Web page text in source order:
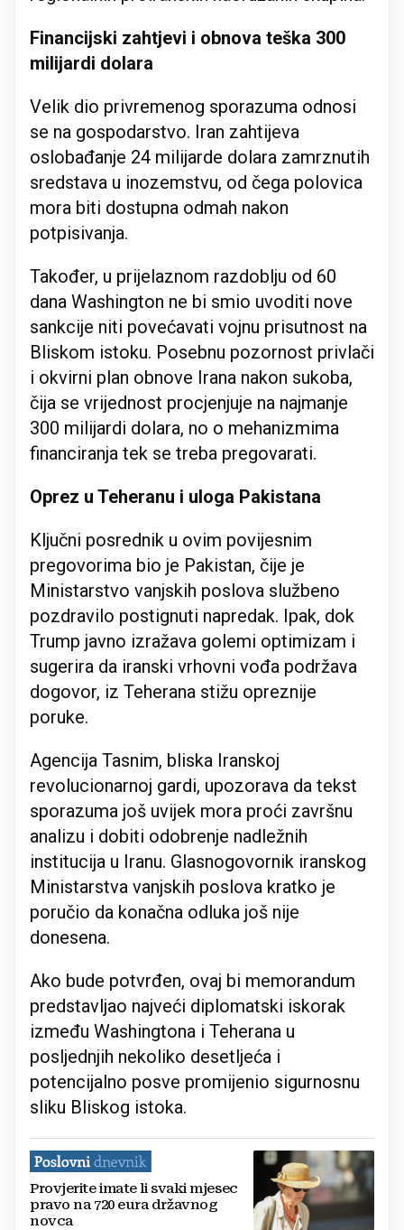
Financijski zahtjevi i obnova teška 300
milijardi dolara
Velik dio privremenog sporazuma odnosi
se na gospodarstvo. Iran zahtijeva
oslobađanje 24 milijarde dolara zamrznutih
sredstava u inozemstvu, od čega polovica
mora biti dostupna odmah nakon
potpisivanja.
Također, u prijelaznom razdoblju od 60
dana Washington ne bi smio uvoditi nove
sankcije niti povećavati vojnu prisutnost na
Bliskom istoku. Posebnu pozornost privlači
i okvirni plan obnove Irana nakon sukoba,
čija se vrijednost procjenjuje na najmanje
300 milijardi dolara, no o mehanizmima
financiranja tek se treba pregovarati.
Oprez u Teheranu i uloga Pakistana
Ključni posrednik u ovim povijesnim
pregovorima bio je Pakistan, čije je
Ministarstvo vanjskih poslova službeno
pozdravilo postignuti napredak. Ipak, dok
Trump javno izražava golemi optimizam i
sugerira da iranski vrhovni vođa podržava
dogovor, iz Teherana stižu opreznije
poruke.
Agencija Tasnim, bliska Iranskoj
revolucionarnoj gardi, upozorava da tekst
sporazuma još uvijek mora proći završnu
analizu i dobiti odobrenje nadležnih
institucija u Iranu. Glasnogovornik iranskog
Ministarstva vanjskih poslova kratko je
poručio da konačna odluka još nije
donesena.
Ako bude potvrđen, ovaj bi memorandum
predstavljao najveći diplomatski iskorak
između Washingtona i Teherana u
posljednjih nekoliko desetljeća i
potencijalno posve promijenio sigurnosnu
sliku Bliskog istoka.
Provjerite imate li svaki mjesec
pravo na 720 eura državnog
novca